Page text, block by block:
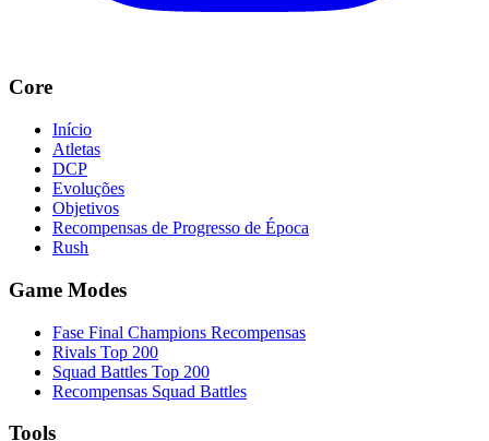
Core
Início
Atletas
DCP
Evoluções
Objetivos
Recompensas de Progresso de Época
Rush
Game Modes
Fase Final Champions Recompensas
Rivals Top 200
Squad Battles Top 200
Recompensas Squad Battles
Tools